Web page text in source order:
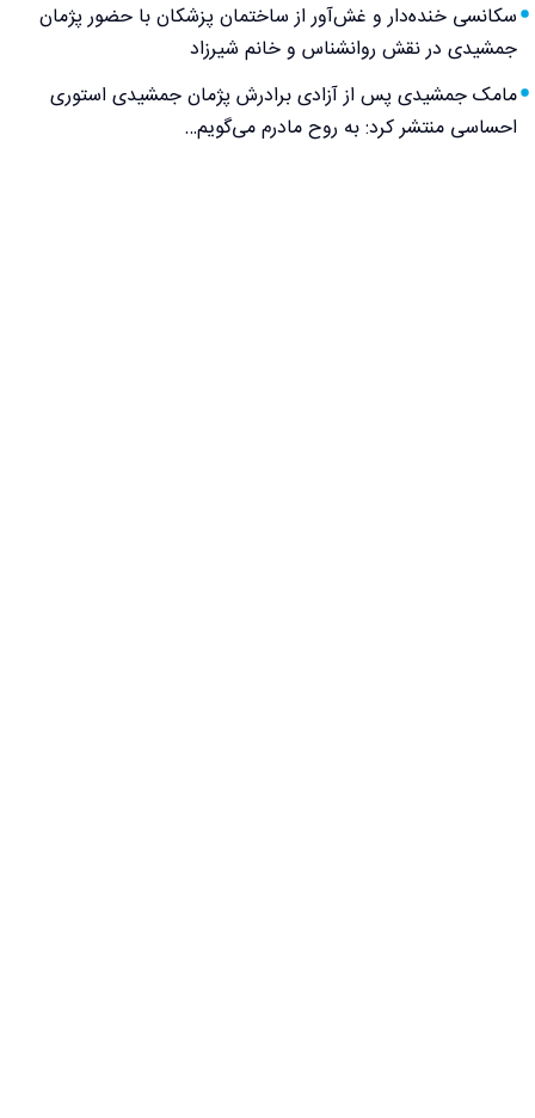
سکانسی خنده‌دار و غش‌آور از ساختمان پزشکان با حضور پژمان
جمشیدی در نقش روانشناس و خانم شیرزاد
مامک جمشیدی پس از آزادی برادرش پژمان جمشیدی استوری
احساسی منتشر کرد: به روح مادرم می‌گویم…